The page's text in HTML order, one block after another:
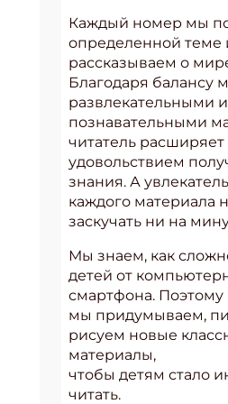
Каждый номер мы
определенной теме
рассказываем о
Благодаря балансу
развлекательными и
познавательными
читатель расширяет
удовольствием
знания. А
каждого материала
заскучать ни на
Мы знаем, как
детей от
смартфона.
мы придумываем,
рисуем новые
материалы,
чтобы детям стало
читать.